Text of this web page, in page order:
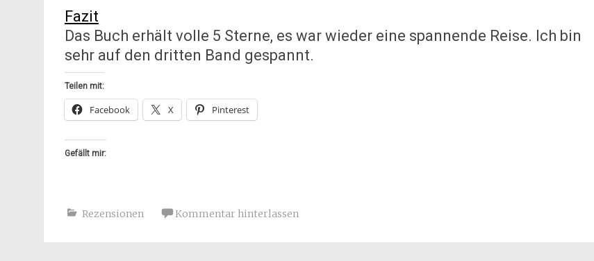
Fazit
Das Buch erhält volle 5 Sterne, es war wieder eine spannende Reise. Ich bin
sehr auf den dritten Band gespannt.
Teilen mit:
Facebook X Pinterest
Gefällt mir:
Rezensionen Kommentar hinterlassen